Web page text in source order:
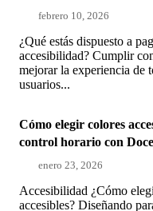
febrero 10, 2026
¿Qué estás dispuesto a
accesibilidad? Cumplir
mejorar la experiencia de
usuarios...
Cómo elegir colores
control horario con
enero 23, 2026
Accesibilidad ¿Cómo
accesibles? Diseñando